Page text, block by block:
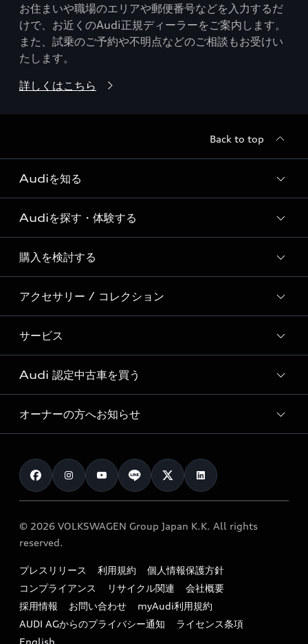
お住まいや職場のエリアや郵便番号などを入力するだ
けで、お近くのAudi正規ディーラーをご案内します。
また、試乗のご予約や不明点などのご相談もお受けい
たします。
詳しくはこちら
Back to top
Audiを知る
Audi ブランド
Story of Progress
Audi Sport
Formula 1®
デジタルサービス
Audiを探す・体験する
ディーラー検索
新車在庫検索
試乗車・展示車検索
見積り依頼
試乗予約
購入を検討する
モデル一覧
特別仕様モデル / 限定モデル
e-tronラインアップ
価格シミュレーション
車両比較
カタログ一覧
アクセサリー / コレクション
純正アクセサリー
オンラインショップ
Audi collection
アウディナビアプリ
サービス
サービス入庫予約
サービスプログラム
メンテナンス
車検 / 定期点検
e-tronアフターサポート
myAudi
Audi 認定中古車を買う
Audi認定中古車
クオリティ
保証
メンテナンス
ファイナンス
キャンペーン / イベント
買取査定
オーナーの方へお知らせ
お知らせ
オーナー様向けキャンペーン
特定整備適用車一覧
リサイクル法
よくある質問（FAQ）
© 2026 VOLKSWAGEN Group Japan K.K. All rights
reserved.
プレスリリース 利用規約
個人情報保護方針
コンプライアンス
リサイクル関連
会社概要
採用情報
お問い合わせ
myAudi利用規約
AUDI AGからのプライバシー通知
ライセンス条項
English